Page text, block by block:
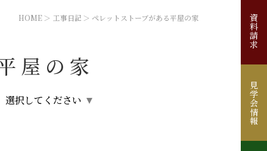
資料請求
見学会情報
HOME 工事日記 ペレットストーブがある平屋の家
屋の家